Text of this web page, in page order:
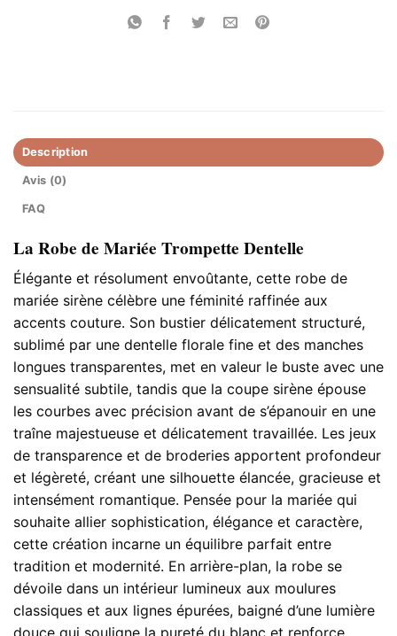
Description
Avis (0)
FAQ
La Robe de Mariée Trompette Dentelle​
Élégante et résolument envoûtante, cette robe de
mariée sirène célèbre une féminité raffinée aux
accents couture. Son bustier délicatement structuré,
sublimé par une dentelle florale fine et des manches
longues transparentes, met en valeur le buste avec une
sensualité subtile, tandis que la coupe sirène épouse
les courbes avec précision avant de s’épanouir en une
traîne majestueuse et délicatement travaillée. Les jeux
de transparence et de broderies apportent profondeur
et légèreté, créant une silhouette élancée, gracieuse et
intensément romantique. Pensée pour la mariée qui
souhaite allier sophistication, élégance et caractère,
cette création incarne un équilibre parfait entre
tradition et modernité. En arrière-plan, la robe se
dévoile dans un intérieur lumineux aux moulures
classiques et aux lignes épurées, baigné d’une lumière
douce qui souligne la pureté du blanc et renforce